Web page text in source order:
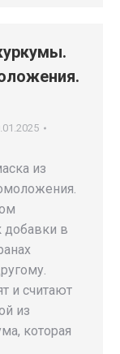
из
добавки в
и считают
из
которая